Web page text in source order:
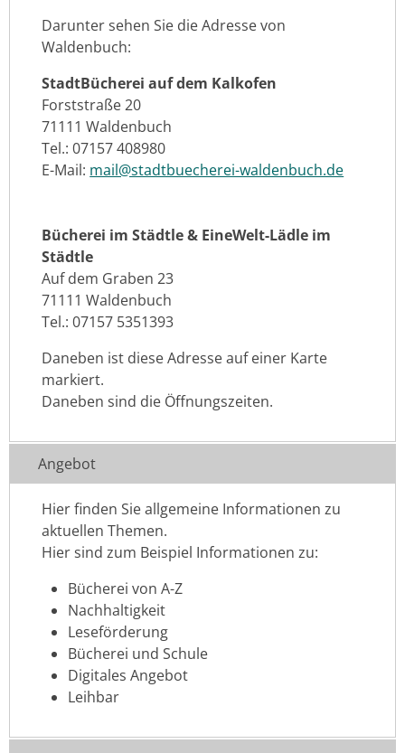
Darunter sehen Sie die Adresse von
Waldenbuch:
StadtBücherei auf dem Kalkofen
Forststraße 20
71111 Waldenbuch
Tel.: 07157 408980
E-Mail: mail@stadtbuecherei-waldenbuch.de
Bücherei im Städtle & EineWelt-Lädle im
Städtle
Auf dem Graben 23
71111 Waldenbuch
Tel.: 07157 5351393
Daneben ist diese Adresse auf einer Karte
markiert.
Daneben sind die Öffnungszeiten.
Angebot
Hier finden Sie allgemeine Informationen zu
aktuellen Themen.
Hier sind zum Beispiel Informationen zu:
Bücherei von A-Z
Nachhaltigkeit
Leseförderung
Bücherei und Schule
Digitales Angebot
Leihbar